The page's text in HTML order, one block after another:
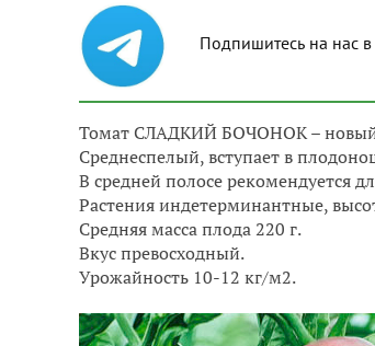
Томат СЛАДКИЙ БОЧОНОК – новый
Среднеспелый, вступает в
В средней полосе рекомендуется
Растения индетерминантные,
Средняя масса плода 220 г.
Вкус превосходный.
Урожайность 10-12 кг/м2.